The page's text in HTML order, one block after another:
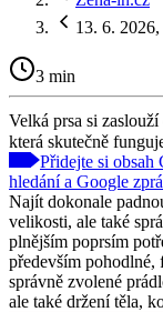
13. 6.
3 min
Velká prsa si
která skutečně
Přidejte si
hledání a Google
Najít dokonale
velikosti, ale také
plnějším poprsím
především pohodlné,
správně zvolené
ale také držení těla,